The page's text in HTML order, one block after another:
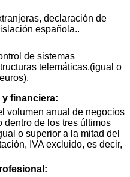
declaración de
española..
de sistemas
telemáticas.(igual o
y financiera:
volumen anual de negocios
dentro de los tres últimos
o superior a la mitad del
IVA excluido, es decir,